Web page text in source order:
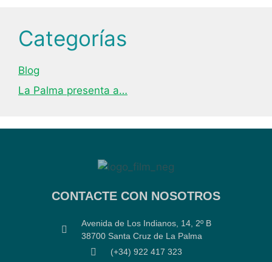
Categorías
Blog
La Palma presenta a…
CONTACTE CON NOSOTROS
Avenida de Los Indianos, 14, 2º B
38700 Santa Cruz de La Palma
(+34) 922 417 323